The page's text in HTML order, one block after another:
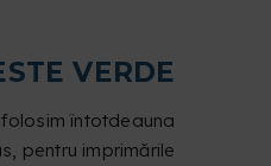
VERDE
întotdeauna
pentru imprimările